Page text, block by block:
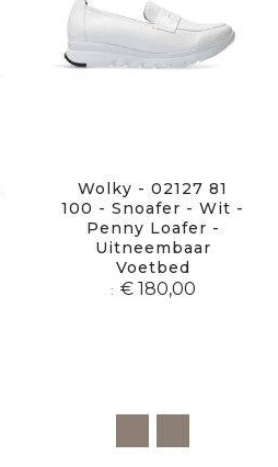
Wolky - 02127 81
100 - Snoafer - Wit -
Penny Loafer -
Uitneembaar
Voetbed
€ 180,00